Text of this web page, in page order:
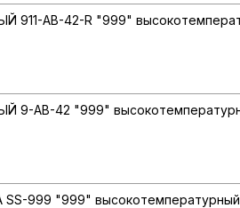
911-AB-42-R "999"
9-AB-42 "999"
SS-999 "999"